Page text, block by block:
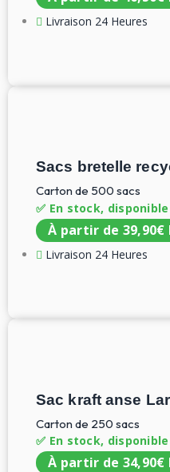
Livraison 24 Heures
Sacs bretelle
Carton de 500 sacs
✅ En stock,
À partir de 39,90€
Livraison 24 Heures
Sac kraft anse
Carton de 250 sacs
✅ En stock,
À partir de 34,90€